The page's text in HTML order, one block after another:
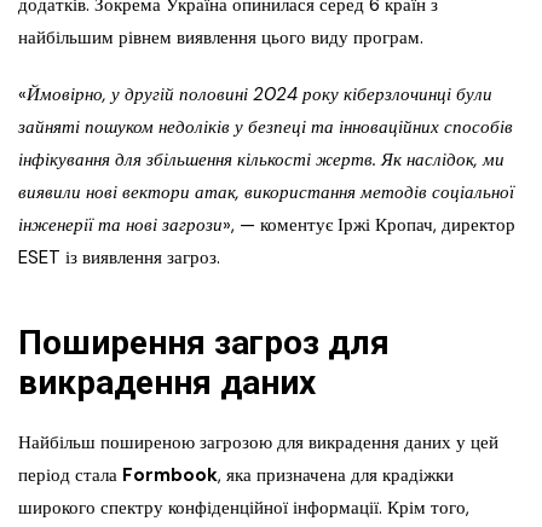
додатків. Зокрема Україна опинилася серед 6 країн з
найбільшим рівнем виявлення цього виду програм.
«Ймовірно, у другій половині 2024 року кіберзлочинці були
зайняті пошуком недоліків у безпеці та інноваційних способів
інфікування для збільшення кількості жертв. Як наслідок, ми
виявили нові вектори атак, використання методів соціальної
інженерії та нові загрози», — коментує Іржі Кропач, директор
ESET із виявлення загроз.
Поширення загроз для
викрадення даних
Найбільш поширеною загрозою для викрадення даних у цей
період стала Formbook, яка призначена для крадіжки
широкого спектру конфіденційної інформації. Крім того,